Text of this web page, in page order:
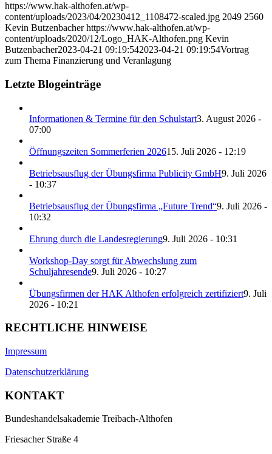
https://www.hak-althofen.at/wp-
content/uploads/2023/04/20230412_1108472-scaled.jpg 2049 2560
Kevin Butzenbacher https://www.hak-althofen.at/wp-
content/uploads/2020/12/Logo_HAK-Althofen.png Kevin
Butzenbacher2023-04-21 09:19:542023-04-21 09:19:54Vortrag
zum Thema Finanzierung und Veranlagung
Letzte Blogeinträge
Informationen & Termine für den Schulstart3. August 2026 -
07:00
Öffnungszeiten Sommerferien 202615. Juli 2026 - 12:19
Betriebsausflug der Übungsfirma Publicity GmbH9. Juli 2026
- 10:37
Betriebsausflug der Übungsfirma „Future Trend“9. Juli 2026 -
10:32
Ehrung durch die Landesregierung9. Juli 2026 - 10:31
Workshop-Day sorgt für Abwechslung zum
Schuljahresende9. Juli 2026 - 10:27
Übungsfirmen der HAK Althofen erfolgreich zertifiziert9. Juli
2026 - 10:21
RECHTLICHE HINWEISE
Impressum
Datenschutzerklärung
KONTAKT
Bundeshandelsakademie Treibach-Althofen
Friesacher Straße 4